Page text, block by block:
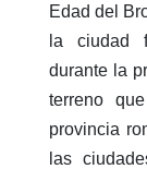
Edad del
la ciudad
durante la
terreno
provincia
las